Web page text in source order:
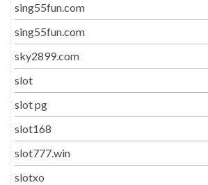
sing55fun.com
sing55fun.com
sky2899.com
slot
slot pg
slot168
slot777.win
slotxo